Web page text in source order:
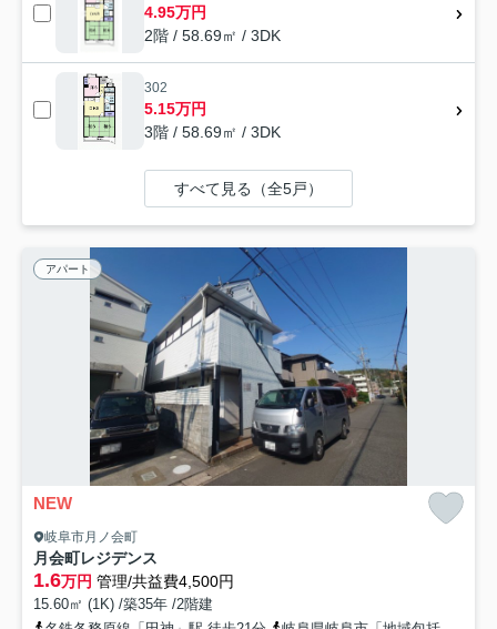
4.95万円
2階 / 58.69㎡ / 3DK
302
5.15万円
3階 / 58.69㎡ / 3DK
すべて見る（全5戸）
アパート
NEW
岐阜市月ノ会町
月会町レジデンス
1.6万円 管理/共益費4,500円
15.60㎡ (1K) /築35年 /2階建